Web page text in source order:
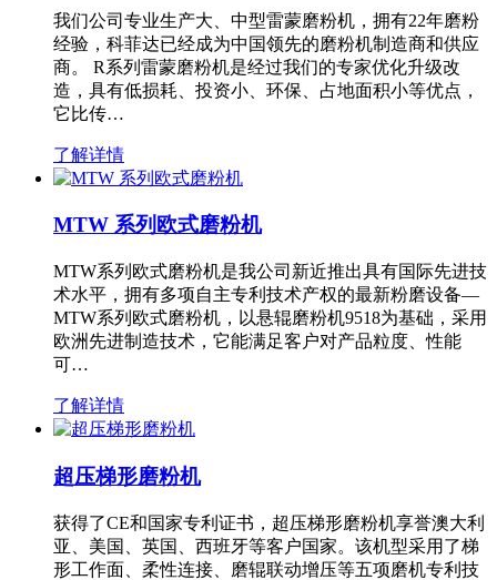
我们公司专业生产大、中型雷蒙磨粉机，拥有22年磨粉
经验，科菲达已经成为中国领先的磨粉机制造商和供应
商。 R系列雷蒙磨粉机是经过我们的专家优化升级改
造，具有低损耗、投资小、环保、占地面积小等优点，
它比传…
了解详情
MTW 系列欧式磨粉机
MTW系列欧式磨粉机是我公司新近推出具有国际先进技
术水平，拥有多项自主专利技术产权的最新粉磨设备—
MTW系列欧式磨粉机，以悬辊磨粉机9518为基础，采用
欧洲先进制造技术，它能满足客户对产品粒度、性能
可…
了解详情
超压梯形磨粉机
获得了CE和国家专利证书，超压梯形磨粉机享誉澳大利
亚、美国、英国、西班牙等客户国家。该机型采用了梯
形工作面、柔性连接、磨辊联动增压等五项磨机专利技